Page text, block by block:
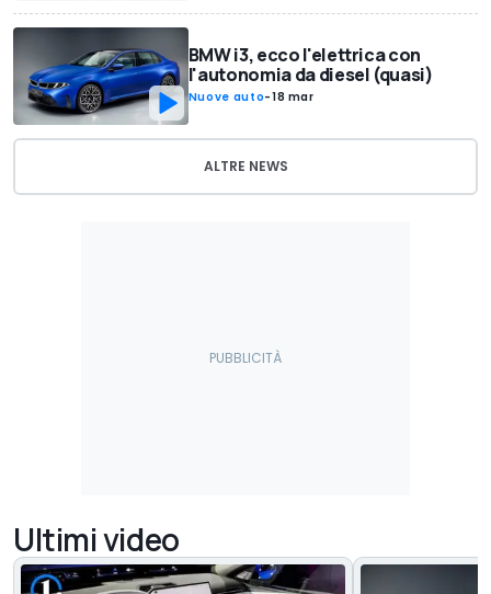
BMW i3, ecco l'elettrica con
l'autonomia da diesel (quasi)
Nuove auto-18 mar
ALTRE NEWS
Ultimi video